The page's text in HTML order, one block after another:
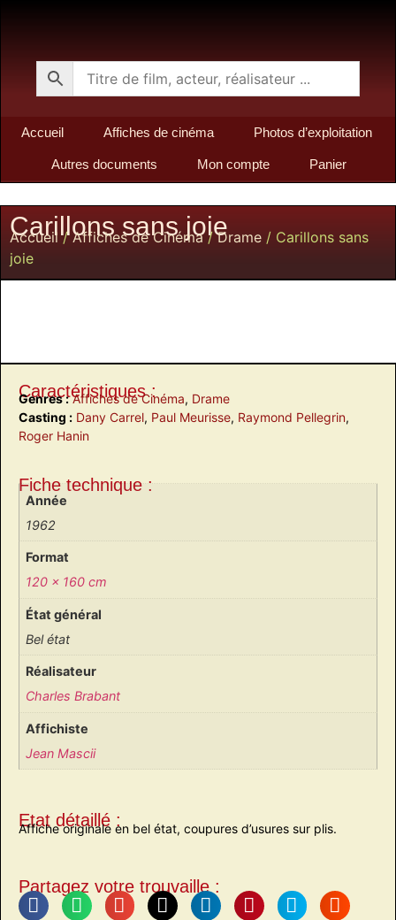
Accueil Affiches de cinéma Photos d’exploitation
Autres documents Mon compte Panier
Carillons sans joie
Accueil /Affiches de Cinéma/Drame / Carillons sans
joie
Caractéristiques :
Genres : Affiches de Cinéma, Drame
Casting : Dany Carrel, Paul Meurisse, Raymond Pellegrin,
Roger Hanin
Fiche technique :
Année
1962
Format
120 x 160 cm
État général
Bel état
Réalisateur
Charles Brabant
Affichiste
Jean Mascii
Etat détaillé :
Affiche originale en bel état, coupures d’usures sur plis.
Partagez votre trouvaille :